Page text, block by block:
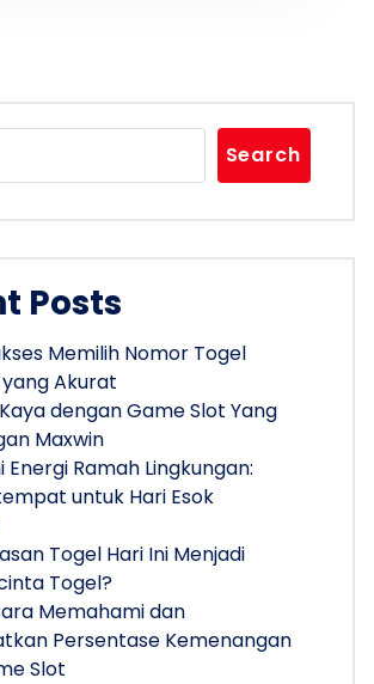
Search
Posts
Memilih Nomor Togel
Akurat
dengan Game Slot Yang
Maxwin
Ramah Lingkungan:
untuk Hari Esok
Togel Hari Ini Menjadi
Togel?
Memahami dan
Persentase Kemenangan
Slot